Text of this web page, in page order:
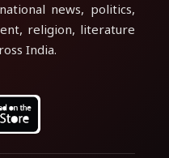
news, politics,
religion, literature
India.